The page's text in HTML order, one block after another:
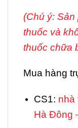
(Chú ý:
thuốc và
thuốc chữa
Mua hàng
CS1: nhà
Hà Đông